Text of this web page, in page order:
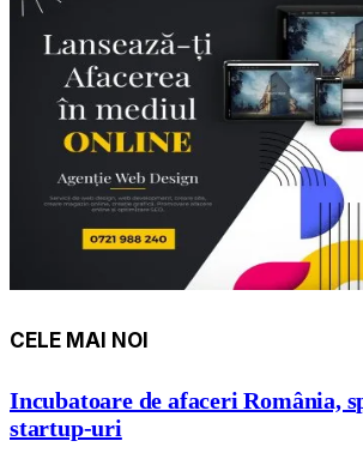
CELE MAI NOI
Incubatoare de afaceri România,
startup-uri